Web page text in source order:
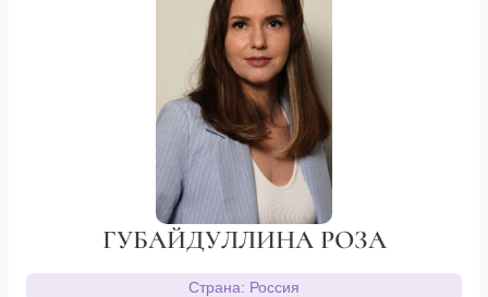
ГУБАЙДУЛЛИНА РОЗА
Страна: Россия